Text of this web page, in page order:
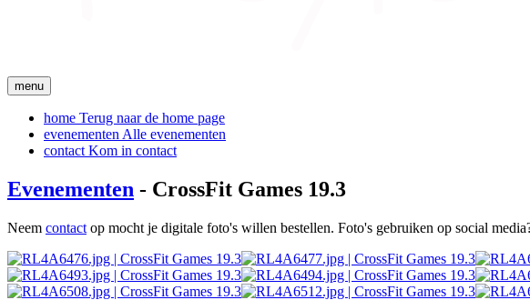
menu
home Terug naar de home page
evenementen Alle evenementen
contact Kom in contact
Evenementen - CrossFit Games 19.3
Neem contact op mocht je digitale foto's willen bestellen. Foto's gebruiken op social